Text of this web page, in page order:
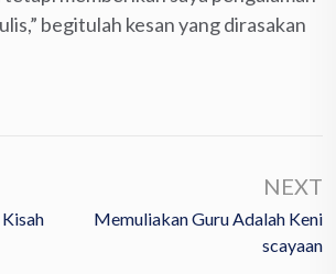
begitulah kesan yang dirasakan
NEXT
Memuliakan Guru Adalah Keni
Scayaan